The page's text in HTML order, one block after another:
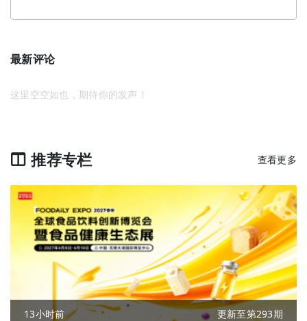
最新评论
这里空空如也，期待你的发声！
推荐专栏 查看更多
13小时前 更新至第293期